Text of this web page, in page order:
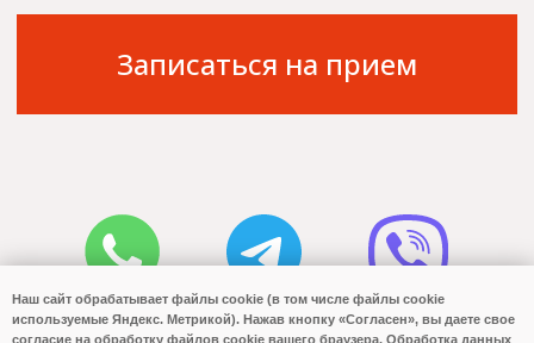
© 2026 ООО «Клиника Надежда»
Разработано в студии
Наш сайт обрабатывает файлы cookie (в том числе файлы cookie
используемые Яндекс. Метрикой). Нажав кнопку «Согласен», вы даете свое
согласие на обработку файлов cookie вашего браузера. Обработка данных